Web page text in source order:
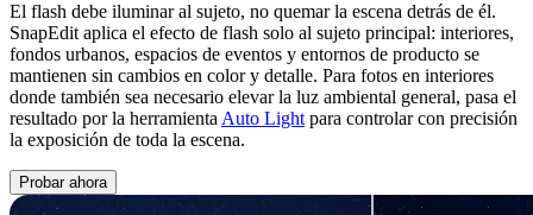
El flash debe iluminar al sujeto, no quemar la escena detrás de él.
SnapEdit aplica el efecto de flash solo al sujeto principal: interiores,
fondos urbanos, espacios de eventos y entornos de producto se
mantienen sin cambios en color y detalle. Para fotos en interiores
donde también sea necesario elevar la luz ambiental general, pasa el
resultado por la herramienta Auto Light para controlar con precisión
la exposición de toda la escena.
Probar ahora